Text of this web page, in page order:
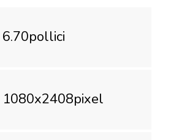
6.70pollici
1080x2408pixel